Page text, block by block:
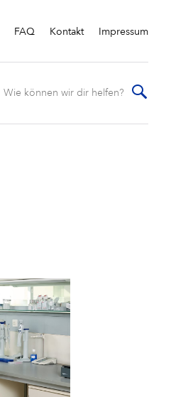
FAQ Kontakt Impressum